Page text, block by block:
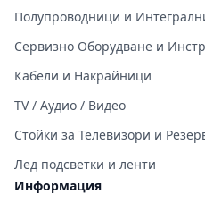
Полупроводници и
Сервизно Оборудване и
Кабели и Накрайници
TV / Аудио / Видео
Стойки за Телевизори и
Лед подсветки и ленти
Информация